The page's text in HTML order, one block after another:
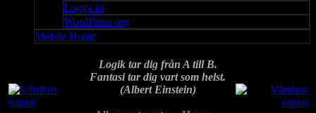
Logga ut
WordPress org
Mobile Home
Logik tar dig från A till B.
Fantasi tar dig vart som helst.
(Albert Einstein)